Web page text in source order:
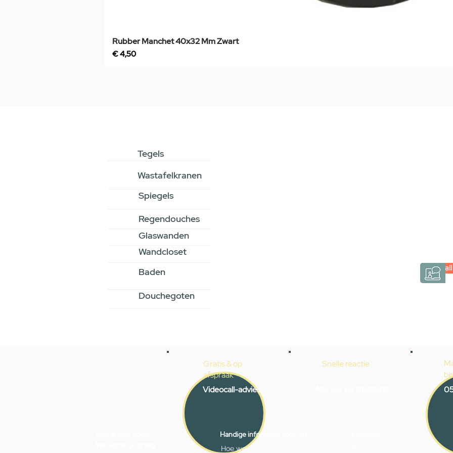
Rubber Manchet 40x32 Mm Zwart
Prijs
€ 4,50
Tegels
Wastafelkranen
Spiegels
Regendouches
Glaswanden
Wandcloset
Baden
Douchegoten
Gratis & op
afspraak
Videocall-advies
Snelle reactie
Handige informatie voor jou.
Hoe werkt videocall je badkamer?